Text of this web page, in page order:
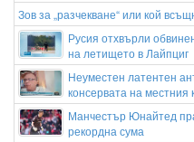
Зов за „разчекване“ или кой
Русия отхвърли
на летището в Лайпциг
Неуместен латентен
консервата на местния
Манчестър Юнайтед
рекордна сума